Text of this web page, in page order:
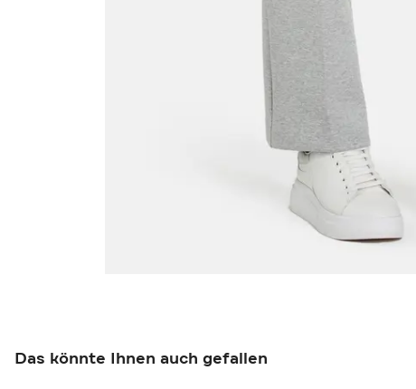
Das könnte Ihnen auch gefallen